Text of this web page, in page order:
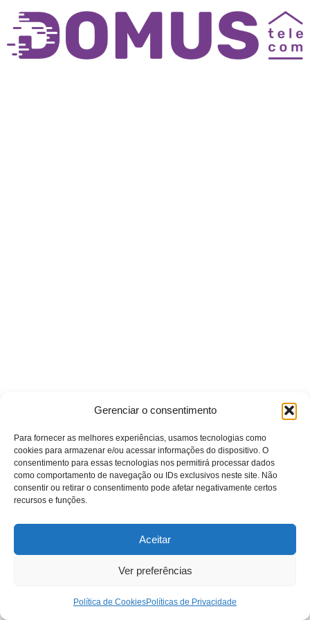
Gerenciar o consentimento
Para fornecer as melhores experiências, usamos tecnologias como
cookies para armazenar e/ou acessar informações do dispositivo. O
consentimento para essas tecnologias nos permitirá processar dados
como comportamento de navegação ou IDs exclusivos neste site. Não
consentir ou retirar o consentimento pode afetar negativamente certos
recursos e funções.
Aceitar
Ver preferências
Política de CookiesPolíticas de Privacidade